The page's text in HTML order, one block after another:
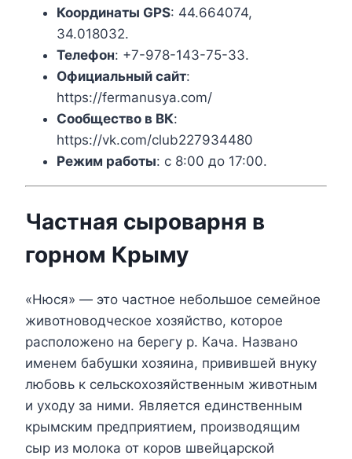
Координаты GPS: 44.664074,
34.018032.
Телефон: +7-978-143-75-33.
Официальный сайт:
https://fermanusya.com/
Сообщество в ВК:
https://vk.com/club227934480
Режим работы: с 8:00 до 17:00.
Частная сыроварня в
горном Крыму
«Нюся» — это частное небольшое семейное
животноводческое хозяйство, которое
расположено на берегу р. Кача. Названо
именем бабушки хозяина, привившей внуку
любовь к сельскохозяйственным животным
и уходу за ними. Является единственным
крымским предприятием, производящим
сыр из молока от коров швейцарской